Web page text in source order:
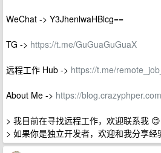
WeChat -> Y3JhenlwaHBlcg==
TG -> https://t.me/GuGuaGuGuaX
远程工作 Hub -> https://t.me/
About Me -> https://
> 我目前在寻找远程工作，欢迎联系我 😊
> 如果你是独立开发者，欢迎和我分享经